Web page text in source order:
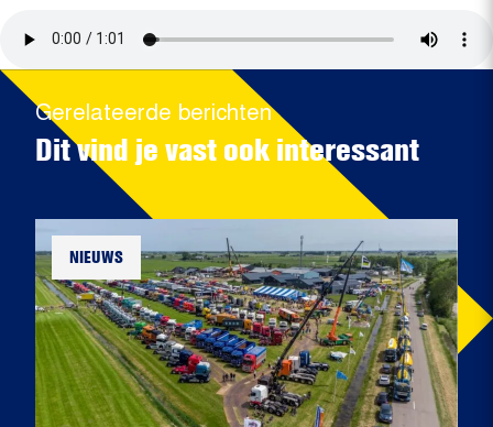
Gerelateerde berichten
Dit vind je vast ook interessant
NIEUWS